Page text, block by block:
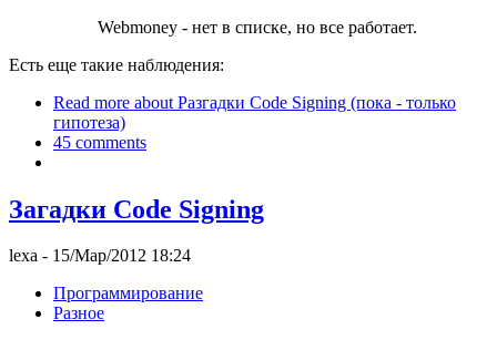
Webmoney - нет в списке, но все работает.
Есть еще такие наблюдения:
Read more about Разгадки Code Signing (пока - только
гипотеза)
45 comments
Загадки Code Signing
lexa - 15/Мар/2012 18:24
Программирование
Разное